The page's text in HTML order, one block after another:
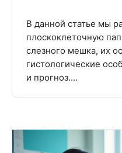
В данной статье мы
плоскоклеточную
слезного мешка, их
гистологические
и прогноз.…